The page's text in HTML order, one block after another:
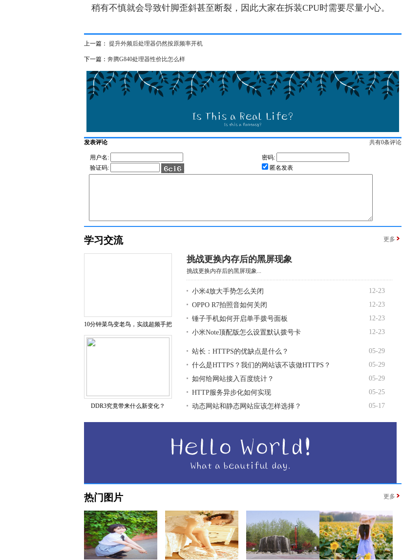
稍有不慎就会导致针脚歪斜甚至断裂，因此大家在拆装CPU时需要尽量小心。
上一篇： 提升外频后处理器仍然按原频率开机
下一篇： 奔腾G840处理器性价比怎么样
发表评论 共有0条评论
用户名:
密码:
验证码:
匿名发表
学习交流 更多
10分钟菜鸟变老鸟，实战超频手把
DDR3究竟带来什么新变化？
挑战更换内存后的黑屏现象
挑战更换内存后的黑屏现象...
小米4放大手势怎么关闭
12-23
OPPO R7拍照音如何关闭
12-23
锤子手机如何开启单手拨号面板
12-23
小米Note顶配版怎么设置默认拨号卡
12-23
站长：HTTPS的优缺点是什么？
05-29
什么是HTTPS？我们的网站该不该做HTTPS？
05-29
如何给网站接入百度统计？
05-29
HTTP服务异步化如何实现
05-25
动态网站和静态网站应该怎样选择？
05-17
热门图片 更多